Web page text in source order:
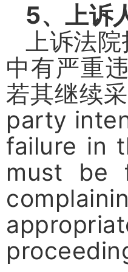
5、上诉
上诉法
中有严重
若其继续
party
failure in
must be